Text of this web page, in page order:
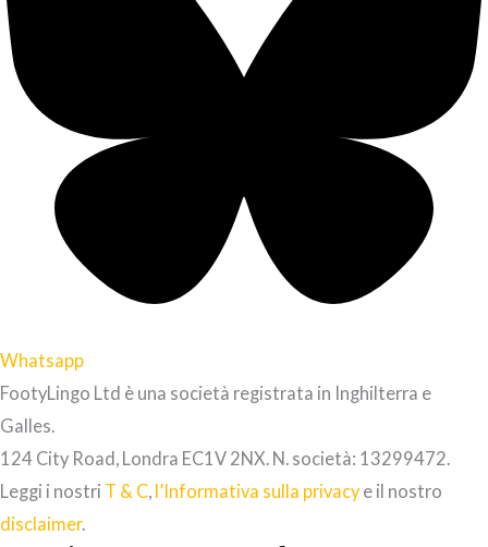
Whatsapp
FootyLingo Ltd è una società registrata in Inghilterra e
Galles.
124 City Road, Londra EC1V 2NX. N. società: 13299472.
Leggi i nostri T & C, l’Informativa sulla privacy e il nostro
disclaimer.